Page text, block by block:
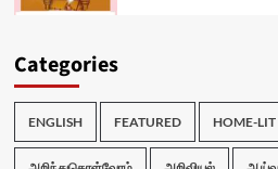
Categories
ENGLISH FEATURED HOME-LIT